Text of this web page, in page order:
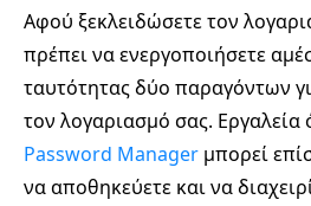
Αφού ξεκλειδώσετε τον
πρέπει να ενεργοποιήσετε
ταυτότητας δύο παραγόντων
τον λογαριασμό σας.
Password Manager μπορεί
να αποθηκεύετε και να